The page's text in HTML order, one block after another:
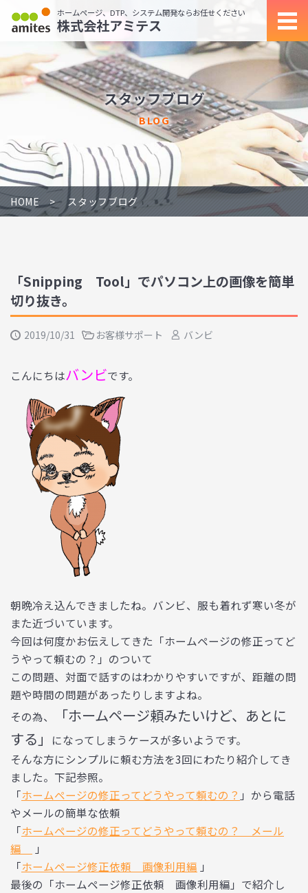
ホームページ、DTP、システム開発ならお任せください
株式会社アミテス
スタッフブログ
BLOG
HOME スタッフブログ
「Snipping Tool」でパソコン上の画像を簡単
切り抜き。
2019/10/31 お客様サポート バンビ
こんにちはバンビです。
朝晩冷え込んできましたね。バンビ、服も着れず寒い冬が
また近づいています。
今回は何度かお伝えしてきた「ホームページの修正ってど
うやって頼むの？」のついて
この問題、対面で話すのはわかりやすいですが、距離の問
題や時間の問題があったりしますよね。
その為、
「ホームページ頼みたいけど、あとに
する」
になってしまうケースが多いようです。
そんな方にシンプルに頼む方法を3回にわたり紹介してき
ました。下記参照。
「ホームページの修正ってどうやって頼むの？ 」から電話
やメールの簡単な依頼
「ホームページの修正ってどうやって頼むの？ メール
編
」
「ホームページ修正依頼 画像利用編 」
最後の「ホームページ修正依頼 画像利用編」で紹介し